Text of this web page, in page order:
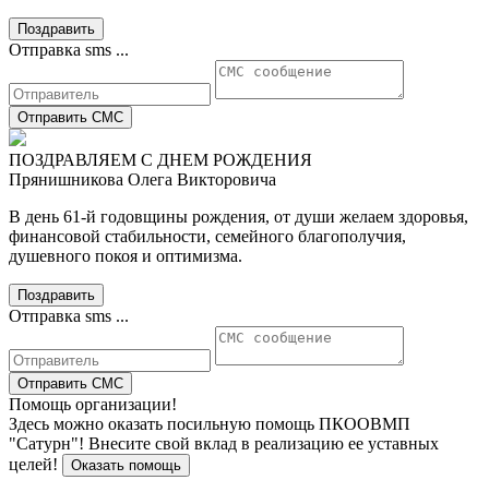
Поздравить
Отправка sms ...
Отправить СМС
ПОЗДРАВЛЯЕМ С ДНЕМ РОЖДЕНИЯ
Прянишникова Олега Викторовича
В день 61-й годовщины рождения, от души желаем здоровья,
финансовой стабильности, семейного благополучия,
душевного покоя и оптимизма.
Поздравить
Отправка sms ...
Отправить СМС
Помощь организации!
Здесь можно оказать посильную помощь ПКООВМП
"Сатурн"! Внесите свой вклад в реализацию ее уставных
целей!
Оказать помощь